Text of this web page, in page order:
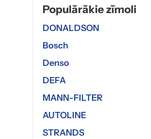
Populārākie zīmoli
DONALDSON
Bosch
Denso
DEFA
MANN-FILTER
AUTOLINE
STRANDS